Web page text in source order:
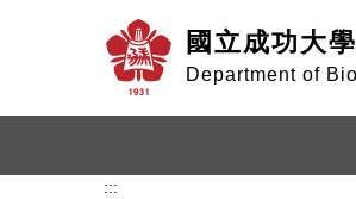
內
國立成功大
Department of
:::